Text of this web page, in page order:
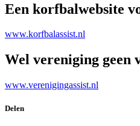
Een korfbalwebsite
www.korfbalassist.nl
Wel vereniging geen
www.verenigingassist.nl
Delen